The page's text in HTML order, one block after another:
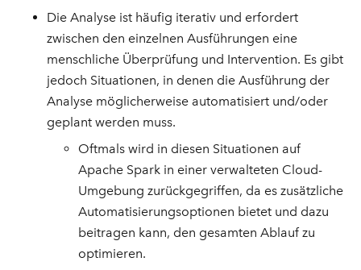
Die Analyse ist häufig iterativ und erfordert
zwischen den einzelnen Ausführungen eine
menschliche Überprüfung und Intervention. Es gibt
jedoch Situationen, in denen die Ausführung der
Analyse möglicherweise automatisiert und/oder
geplant werden muss.
Oftmals wird in diesen Situationen auf
Apache Spark in einer verwalteten Cloud-
Umgebung zurückgegriffen, da es zusätzliche
Automatisierungsoptionen bietet und dazu
beitragen kann, den gesamten Ablauf zu
optimieren.